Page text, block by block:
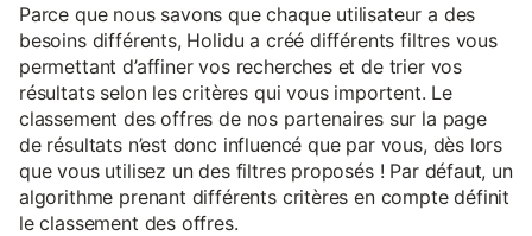
Parce que nous savons que chaque utilisateur a des
besoins différents, Holidu a créé différents filtres vous
permettant d’affiner vos recherches et de trier vos
résultats selon les critères qui vous importent. Le
classement des offres de nos partenaires sur la page
de résultats n’est donc influencé que par vous, dès lors
que vous utilisez un des filtres proposés ! Par défaut, un
algorithme prenant différents critères en compte définit
le classement des offres.